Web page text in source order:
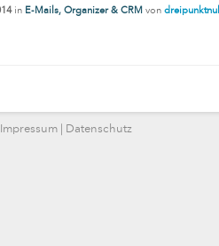
in E-Mails, Organizer & CRM von
Impressum Datenschutz